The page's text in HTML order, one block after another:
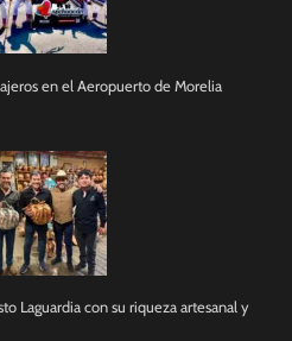
en el Aeropuerto de Morelia
Laguardia con su riqueza artesanal y